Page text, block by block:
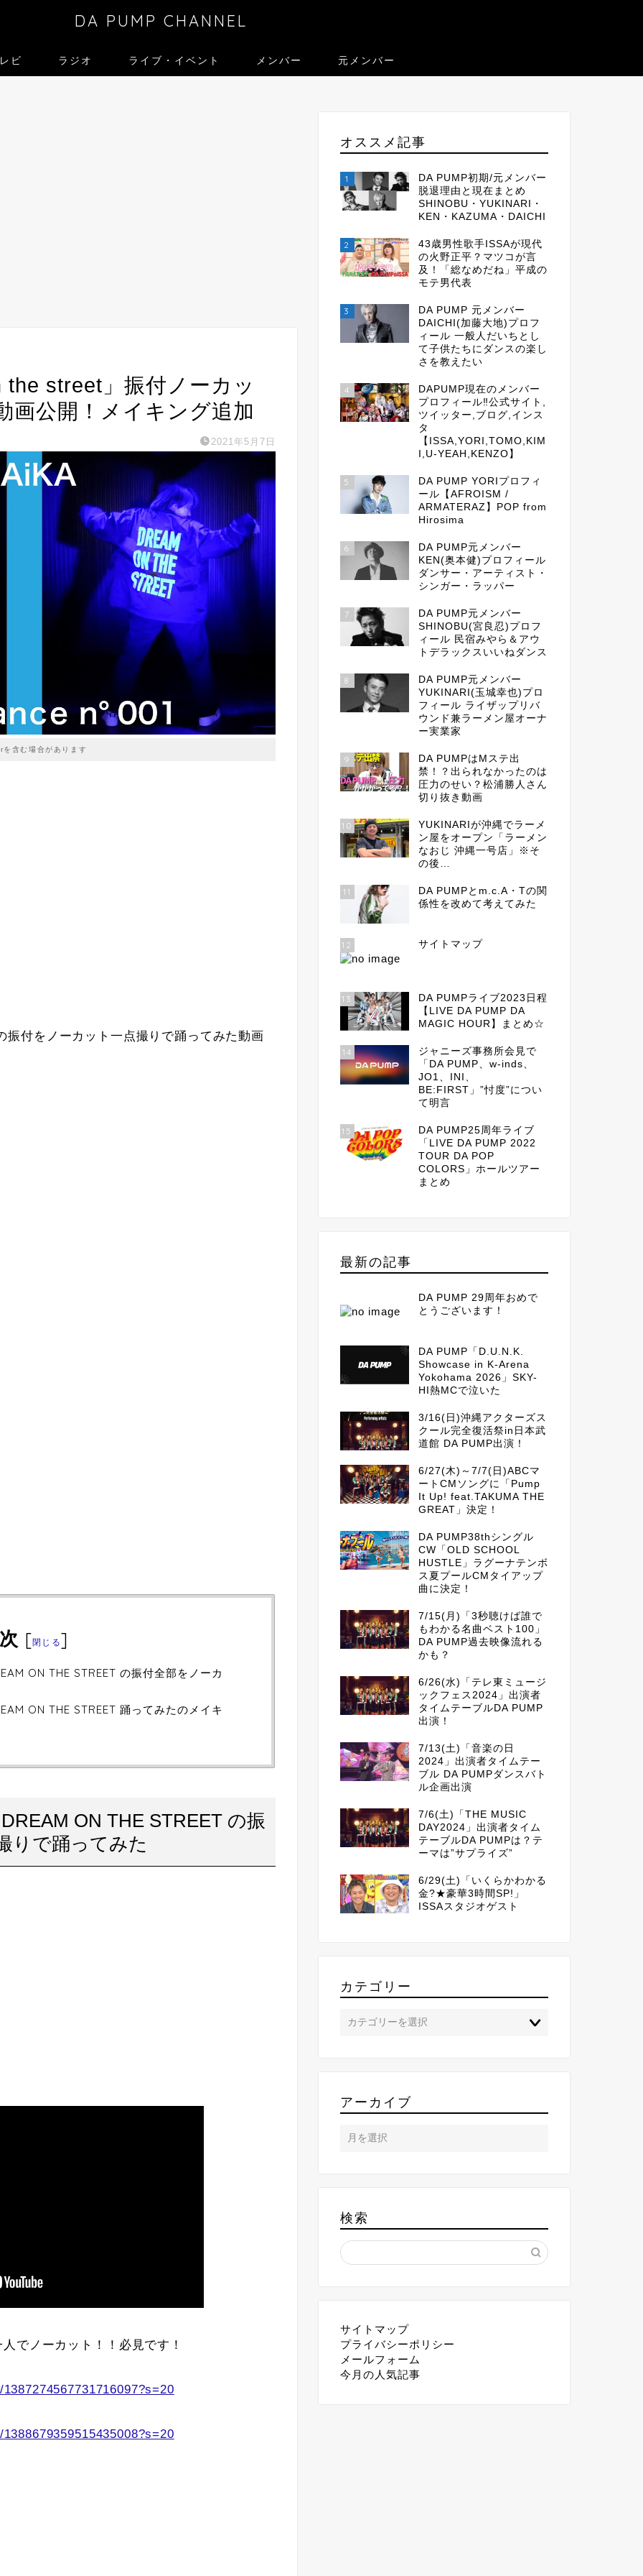
DA PUMP CHANNEL
ビ ラジオ ライブ・イベント メンバー 元メンバー
street」振付ノーカッ
画公開！メイキング追加
2021年5月7日
を含む場合があります
付をノーカット一点撮りで踊ってみた動画
[閉じる]
ON THE STREET の振付全部をノーカ
ON THE STREET 踊ってみたのメイキ
ON THE STREET の振
りで踊ってみた
でノーカット！！必見です！
オススメ記事
1
DA PUMP初期/元メンバー
脱退理由と現在まとめ
SHINOBU・YUKINARI・
KEN・KAZUMA・DAICHI
2
43歳男性歌手ISSAが現代
の火野正平？マツコが言
及！「総なめだね」平成の
モテ男代表
3
DA PUMP 元メンバー
DAICHI(加藤大地)プロフ
ィール 一般人だいちとし
て子供たちにダンスの楽し
さを教えたい
4
DAPUMP現在のメンバー
プロフィール‼公式サイト,
ツイッター,ブログ,インス
タ
【ISSA,YORI,TOMO,KIM
I,U-YEAH,KENZO】
5
DA PUMP YORIプロフィ
ール【AFROISM /
ARMATERAZ】POP from
Hirosima
6
DA PUMP元メンバー
KEN(奥本健)プロフィール
ダンサー・アーティスト・
シンガー・ラッパー
7
DA PUMP元メンバー
SHINOBU(宮良忍)プロフ
ィール 民宿みやら＆アウ
トデラックスいいねダンス
8
DA PUMP元メンバー
YUKINARI(玉城幸也)プロ
フィール ライザップリバ
ウンド兼ラーメン屋オーナ
ー実業家
9
DA PUMPはMステ出
禁！？出られなかったのは
圧力のせい？松浦勝人さん
切り抜き動画
10
YUKINARIが沖縄でラーメ
ン屋をオープン「ラーメン
なおじ 沖縄一号店」※そ
の後…
11
DA PUMPとm.c.A・Tの関
係性を改めて考えてみた
12 サイトマップ
13
DA PUMPライブ2023日程
【LIVE DA PUMP DA
MAGIC HOUR】まとめ☆
14
ジャニーズ事務所会見で
「DA PUMP、w-inds、
JO1、INI、
BE:FIRST」”忖度”につい
て明言
15
DA PUMP25周年ライブ
「LIVE DA PUMP 2022
TOUR DA POP
COLORS」ホールツアー
まとめ
最新の記事
DA PUMP 29周年おめで
とうございます！
DA PUMP「D.U.N.K.
Showcase in K-Arena
Yokohama 2026」SKY-
HI熱MCで泣いた
3/16(日)沖縄アクターズス
クール完全復活祭in日本武
道館 DA PUMP出演！
6/27(木)～7/7(日)ABCマ
ートCMソングに「Pump
It Up! feat.TAKUMA THE
GREAT」決定！
DA PUMP38thシングル
CW「OLD SCHOOL
HUSTLE」ラグーナテンボ
ス夏プールCMタイアップ
曲に決定！
7/15(月)「3秒聴けば誰で
もわかる名曲ベスト100」
DA PUMP過去映像流れる
かも？
6/26(水)「テレ東ミュージ
ックフェス2024」出演者
タイムテーブルDA PUMP
出演！
7/13(土)「音楽の日
2024」出演者タイムテー
ブル DA PUMPダンスバト
ル企画出演
7/6(土)「THE MUSIC
DAY2024」出演者タイム
テーブルDA PUMPは？テ
ーマは”サプライズ”
6/29(土)「いくらかわかる
金?★豪華3時間SP!」
ISSAスタジオゲスト
カテゴリー
アーカイブ
検索
サイトマップ
プライバシーポリシー
メールフォーム
今月の人気記事